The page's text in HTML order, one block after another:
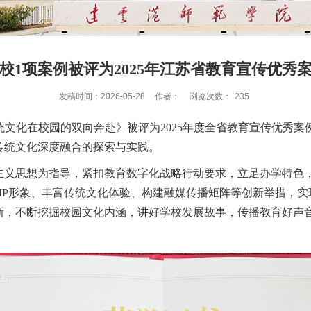
1项案例被评为2025年江苏省教育宣传优秀
发稿时间：2026-05-28 作者： 浏览次数： 235
化在校园的双向奔赴》被评为2025年度全省教育宣传优秀案
文化深度融合的探索与实践。
思想为指导，紧扣教育数字化战略行动要求，立足办学特色
形象、丰富传统文化体验、构建融媒传播矩阵等创新举措，
不断挖掘校园文化内涵，讲好学校发展故事，传播教育好声